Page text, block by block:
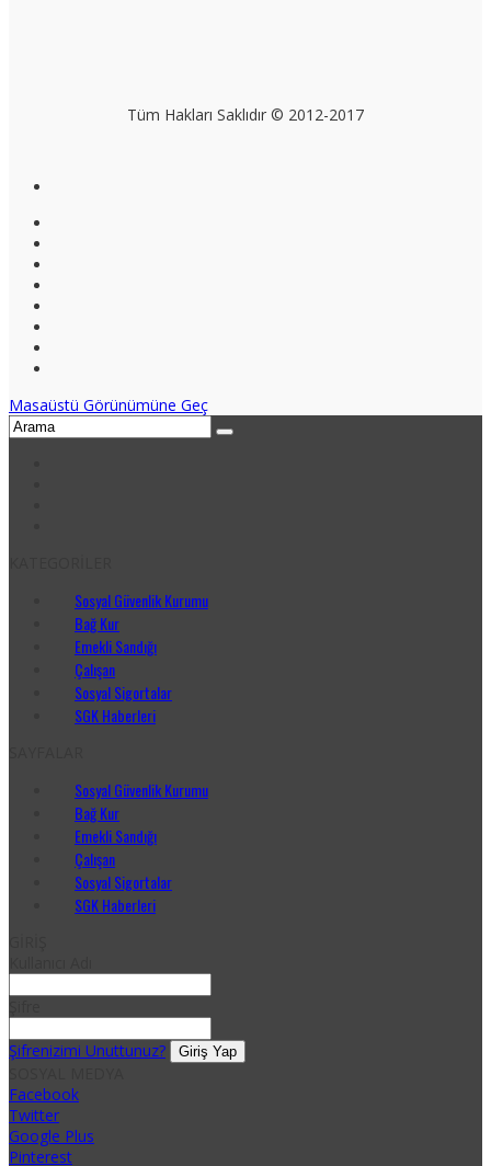
Tüm Hakları Saklıdır © 2012-2017
Masaüstü Görünümüne Geç
Sosyal Güvenlik Kurumu
Bağ Kur
Emekli Sandığı
Çalışan
Sosyal Sigortalar
SGK Haberleri
Sosyal Güvenlik Kurumu
Bağ Kur
Emekli Sandığı
Çalışan
Sosyal Sigortalar
SGK Haberleri
Şifrenizimi Unuttunuz?
Facebook
Twitter
Google Plus
Pinterest